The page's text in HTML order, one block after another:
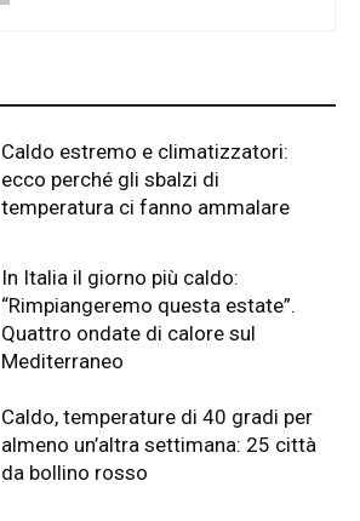
Caldo estremo e climatizzatori:
ecco perché gli sbalzi di
temperatura ci fanno ammalare
In Italia il giorno più caldo:
“Rimpiangeremo questa estate”.
Quattro ondate di calore sul
Mediterraneo
Caldo, temperature di 40 gradi per
almeno un’altra settimana: 25 città
da bollino rosso